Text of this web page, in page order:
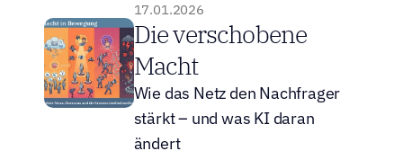
17.01.2026
Die verschobene
Macht
Wie das Netz den Nachfrager
stärkt – und was KI daran
ändert